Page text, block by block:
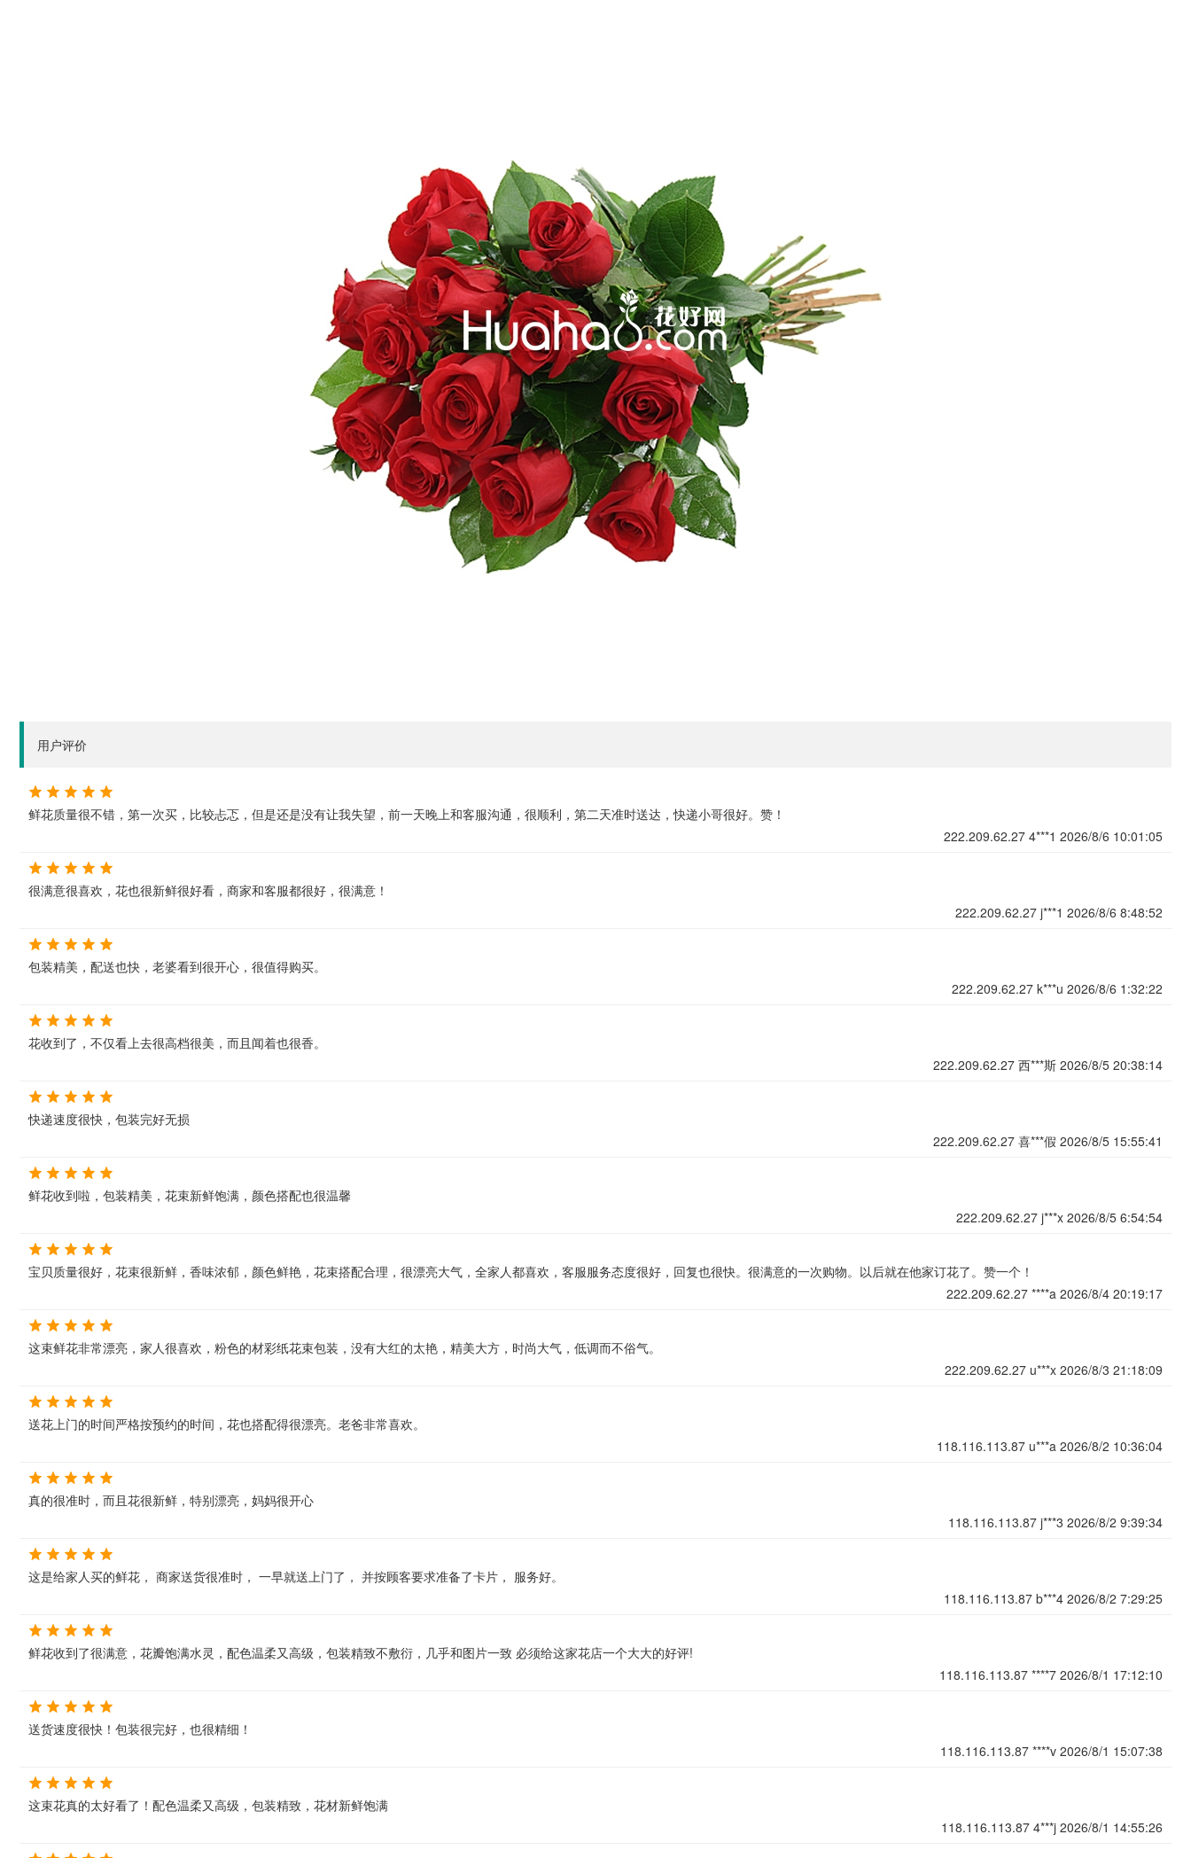
用户评价
鲜花质量很不错，第一次买，比较忐忑，但是还是没有让我失望，前一天晚上和客服沟通，很顺利，第二天准时送达，快递小哥很好。赞！
222.209.62.27 4***1 2026/8/6 10:01:05
很满意很喜欢，花也很新鲜很好看，商家和客服都很好，很满意！
222.209.62.27 j***1 2026/8/6 8:48:52
包装精美，配送也快，老婆看到很开心，很值得购买。
222.209.62.27 k***u 2026/8/6 1:32:22
花收到了，不仅看上去很高档很美，而且闻着也很香。
222.209.62.27 西***斯 2026/8/5 20:38:14
快递速度很快，包装完好无损
222.209.62.27 喜***假 2026/8/5 15:55:41
鲜花收到啦，包装精美，花束新鲜饱满，颜色搭配也很温馨
222.209.62.27 j***x 2026/8/5 6:54:54
宝贝质量很好，花束很新鲜，香味浓郁，颜色鲜艳，花束搭配合理，很漂亮大气，全家人都喜欢，客服服务态度很好，回复也很快。很满意的一次购物。以后就在他家订花了。赞一个！
222.209.62.27 ****a 2026/8/4 20:19:17
这束鲜花非常漂亮，家人很喜欢，粉色的材彩纸花束包装，没有大红的太艳，精美大方，时尚大气，低调而不俗气。
222.209.62.27 u***x 2026/8/3 21:18:09
送花上门的时间严格按预约的时间，花也搭配得很漂亮。老爸非常喜欢。
118.116.113.87 u***a 2026/8/2 10:36:04
真的很准时，而且花很新鲜，特别漂亮，妈妈很开心
118.116.113.87 j***3 2026/8/2 9:39:34
这是给家人买的鲜花， 商家送货很准时， 一早就送上门了， 并按顾客要求准备了卡片， 服务好。
118.116.113.87 b***4 2026/8/2 7:29:25
鲜花收到了很满意，花瓣饱满水灵，配色温柔又高级，包装精致不敷衍，几乎和图片一致 必须给这家花店一个大大的好评!
118.116.113.87 ****7 2026/8/1 17:12:10
送货速度很快！包装很完好，也很精细！
118.116.113.87 ****v 2026/8/1 15:07:38
这束花真的太好看了！配色温柔又高级，包装精致，花材新鲜饱满
118.116.113.87 4***j 2026/8/1 14:55:26